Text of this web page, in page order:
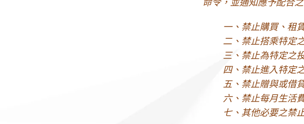
命令，並通知應予配合
一、禁止購買、租
二、禁止搭乘特定
三、禁止為特定之
四、禁止進入特定
五、禁止贈與或借
六、禁止每月生活
七、其他必要之禁